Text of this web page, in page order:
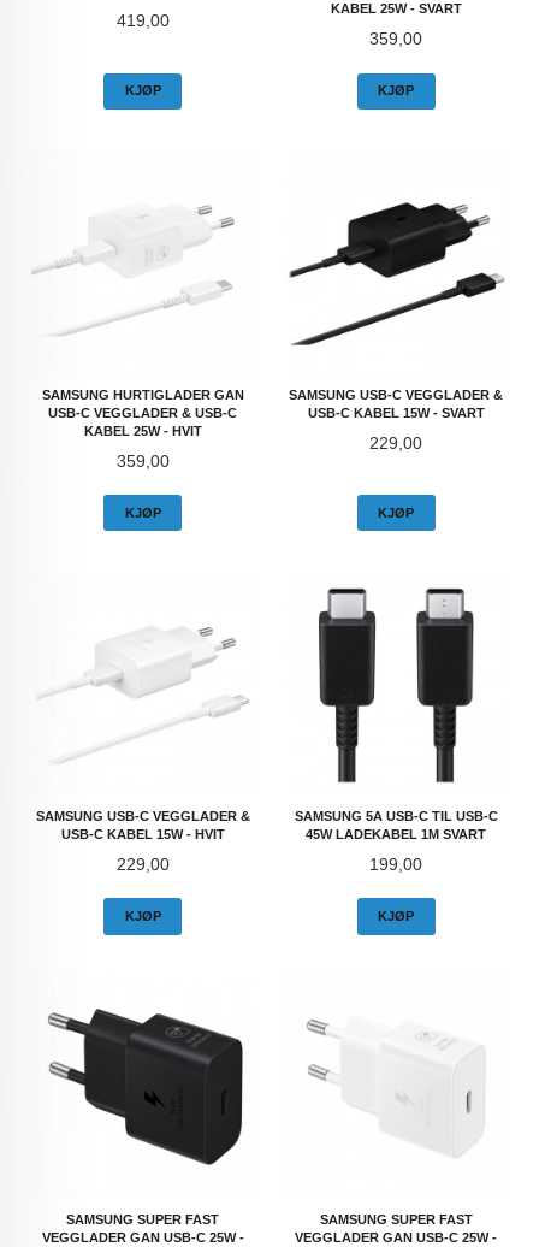
Pris
419,00
KJØP
KABEL 25W - SVART
Pris
359,00
KJØP
SAMSUNG HURTIGLADER GAN
USB-C VEGGLADER & USB-C
KABEL 25W - HVIT
Pris
359,00
KJØP
SAMSUNG USB-C VEGGLADER &
USB-C KABEL 15W - SVART
Pris
229,00
KJØP
SAMSUNG USB-C VEGGLADER &
USB-C KABEL 15W - HVIT
Pris
229,00
KJØP
SAMSUNG 5A USB-C TIL USB-C
45W LADEKABEL 1M SVART
Pris
199,00
KJØP
SAMSUNG SUPER FAST
VEGGLADER GAN USB-C 25W -
SAMSUNG SUPER FAST
VEGGLADER GAN USB-C 25W -